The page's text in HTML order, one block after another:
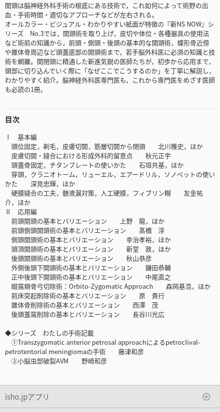
開頭は脳神経外科手術の根底にある技術で，これ如何によって術野の出
血・手術時間・適切なアプローチなどが左右される。
オールカラー・ビジュアル・わかりやすい紙面が特徴の『新NS NOW』シ
リーズ No.3では，開頭術を取り上げ，皮切や体位・各種器具の使用法
など術前の知識から，前頭・側頭・後頭の基本的な開頭術，蝶形骨近傍
や錐体骨周辺など頭蓋底部の開頭術まで，若手脳外科医に必須の知識と技
術を網羅。開閉頭に精通した新進気鋭の医師たちが，初歩から応用まで，
頭部に切り込んでいく際に「なぜここでこうするのか」を丁寧に解説し，
わかりやすく紹介。脳神経外科医専門医も，これから専門医をめざす医師
も必読の1冊。
目次
Ⅰ 基本編
頭位固定，剃毛，皮膚切開，筋層切開から閉頭 北川雅史，ほか
皮膚切開・縫合における形成外科的留意点 秋元正宇
頭蓋骨固定，チタンプレートの使いかた 石垣共基，ほか
穿頭，クラニオトーム，リューエル，エアードリル，ソノペットの使い
かた 深見忠輝，ほか
硬膜縫合の工夫，髄液漏対策，人工硬膜，フィブリン糊 友金祐
介，ほか
Ⅱ 応用編
前頭開頭の基本とバリエーション 上野 龍，ほか
前頭側頭開頭術の基本とバリエーション 髙橋 淳
側頭開頭術の基本とバリエーション 幸治孝裕，ほか
頭頂開頭術の基本とバリエーション 新堂 敦，ほか
後頭開頭術の基本とバリエーション 秋山恭彦
外側後頭下開頭術の基本とバリエーション 鎌田恭輔
正中後頭下開頭術の基本とバリエーション 中尾直之
眼窩頬骨弓切除術：Orbito-Zygomatic Approach 森岡基浩，ほか
前床突起削除術の基本とバリエーション 原 貴行
錐体骨削除術の基本とバリエーション 西澤 茂
後頭蓋窩削除の基本とバリエーション 長谷川光広
◆シリーズ わたしの手術記載
①Transzygomatic anterior petrosal approachによるpetroclival-
petrotentorial meningiomaの手術 藤津和彦
②小脳虫部破裂AVM 野崎和彦
isho.jpアプリ